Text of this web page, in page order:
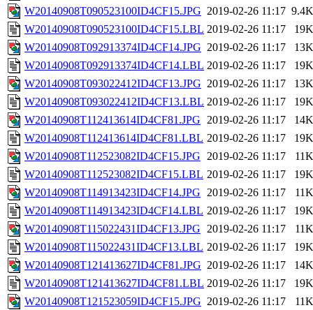
W20140908T090523100ID4CF15.JPG 2019-02-26 11:17 9.4K
W20140908T090523100ID4CF15.LBL 2019-02-26 11:17
19K
W20140908T092913374ID4CF14.JPG 2019-02-26 11:17
13K
W20140908T092913374ID4CF14.LBL 2019-02-26 11:17
19K
W20140908T093022412ID4CF13.JPG 2019-02-26 11:17
13K
W20140908T093022412ID4CF13.LBL 2019-02-26 11:17
19K
W20140908T112413614ID4CF81.JPG 2019-02-26 11:17
14K
W20140908T112413614ID4CF81.LBL 2019-02-26 11:17
19K
W20140908T112523082ID4CF15.JPG 2019-02-26 11:17
11K
W20140908T112523082ID4CF15.LBL 2019-02-26 11:17
19K
W20140908T114913423ID4CF14.JPG 2019-02-26 11:17
11K
W20140908T114913423ID4CF14.LBL 2019-02-26 11:17
19K
W20140908T115022431ID4CF13.JPG 2019-02-26 11:17
11K
W20140908T115022431ID4CF13.LBL 2019-02-26 11:17
19K
W20140908T121413627ID4CF81.JPG 2019-02-26 11:17
14K
W20140908T121413627ID4CF81.LBL 2019-02-26 11:17
19K
W20140908T121523059ID4CF15.JPG 2019-02-26 11:17
11K